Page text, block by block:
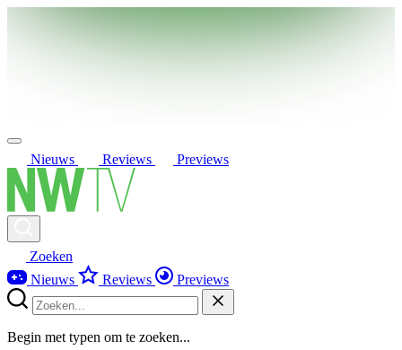
Nieuws Reviews Previews
Zoeken
Nieuws
Reviews Previews
Begin met typen om te zoeken...